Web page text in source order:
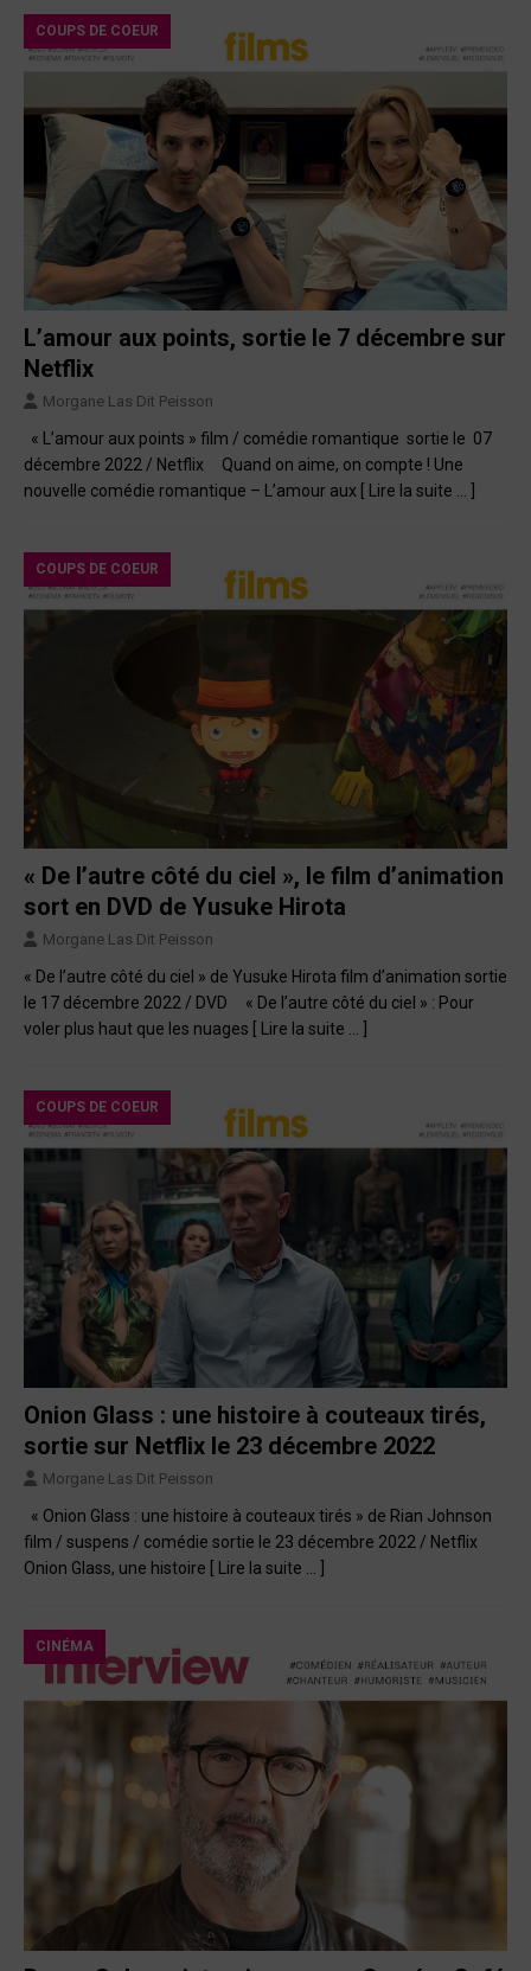
COUPS DE COEUR
L’amour aux points, sortie le 7 décembre sur
Netflix
Morgane Las Dit Peisson
« L’amour aux points » film / comédie romantique sortie le 07
décembre 2022 / Netflix Quand on aime, on compte ! Une
nouvelle comédie romantique – L’amour aux
[ Lire la suite … ]
COUPS DE COEUR
« De l’autre côté du ciel », le film d’animation
sort en DVD de Yusuke Hirota
Morgane Las Dit Peisson
« De l’autre côté du ciel » de Yusuke Hirota film d’animation sortie
le 17 décembre 2022 / DVD « De l’autre côté du ciel » : Pour
voler plus haut que les nuages
[ Lire la suite … ]
COUPS DE COEUR
Onion Glass : une histoire à couteaux tirés,
sortie sur Netflix le 23 décembre 2022
Morgane Las Dit Peisson
« Onion Glass : une histoire à couteaux tirés » de Rian Johnson
film / suspens / comédie sortie le 23 décembre 2022 / Netflix
Onion Glass, une histoire [ Lire la suite … ]
CINÉMA